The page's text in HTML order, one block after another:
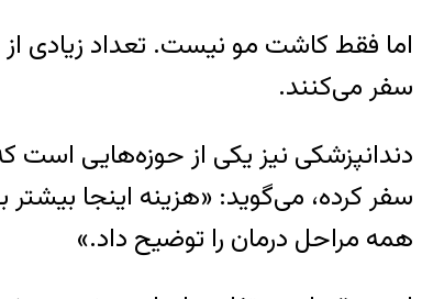
اما فقط کاشت مو نیست. تعداد زیادی از
سفر می‌کنند.
سفر کرده، می‌گوید: «هزینه اینجا
همه مراحل درمان را توضیح داد.»